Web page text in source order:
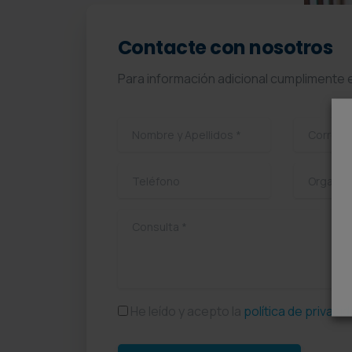
Contacte con nosotros
Para información adicional cumplimente
política de